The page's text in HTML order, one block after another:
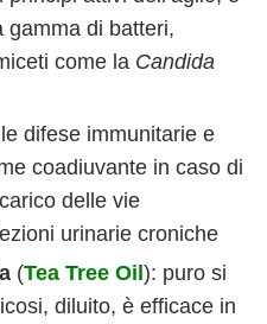
gamma di batteri,
come la Candida
difese immunitarie e
coadiuvante in caso di
delle vie
urinarie croniche
(Tea Tree Oil): puro si
diluito, è efficace in